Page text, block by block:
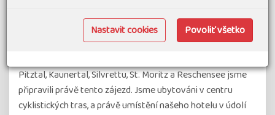
Švýcarsko - Ledovcová údolí tří států na kole
97% spokojenost (16 hodnocení)
Pitztal, Kaunertal, Silvrettu, St. Moritz a Reschensee jsme
připravili právě tento zájezd. Jsme ubytováni v centru
cyklistických tras, a právě umístění našeho hotelu v údolí
Nastavit cookies Povoliť všetko